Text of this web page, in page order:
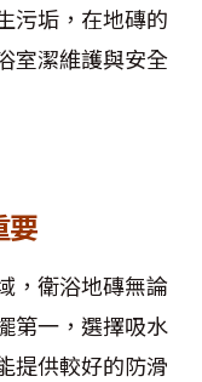
污垢，在地磚的
室潔維護與安全
要
，衛浴地磚無論
第一，選擇吸水
提供較好的防滑